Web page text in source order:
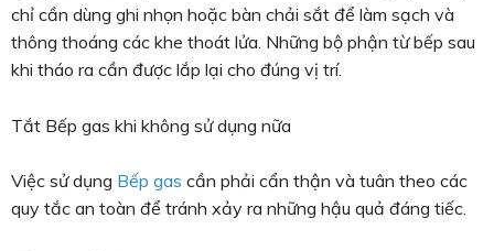
chỉ cần dùng ghi nhọn hoặc bàn chải sắt để làm sạch và
thông thoáng các khe thoát lửa. Những bộ phận từ bếp sau
khi tháo ra cần được lắp lại cho đúng vị trí.
Tắt Bếp gas khi không sử dụng nữa
Việc sử dụng Bếp gas cần phải cẩn thận và tuân theo các
quy tắc an toàn để tránh xảy ra những hậu quả đáng tiếc.